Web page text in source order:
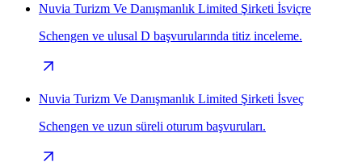
Nuvia Turizm Ve Danışmanlık Limited Şirketi İsviçre
Schengen ve ulusal D başvurularında titiz inceleme.
Nuvia Turizm Ve Danışmanlık Limited Şirketi İsveç
Schengen ve uzun süreli oturum başvuruları.